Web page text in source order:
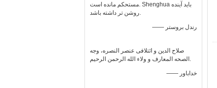
مستحکم مانده است. Shenghua باید آینده
روشن تر داشته باشد.
—— رندل بروستر
صلاح الدین و ائتلافی عنصر النصره، وجه
الصحه المعارف و ولاء الله الرحمن الرحیم.
—— خداباور